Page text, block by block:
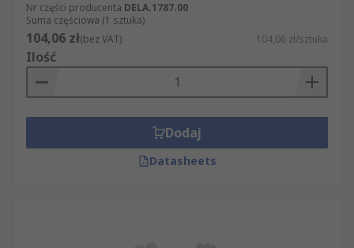
Nr części producenta DELA.1787.00
Suma częściowa (1 sztuka)
104,06 zł(bez VAT) 104,06 zł/sztuka
Ilość
Dodaj
Datasheets